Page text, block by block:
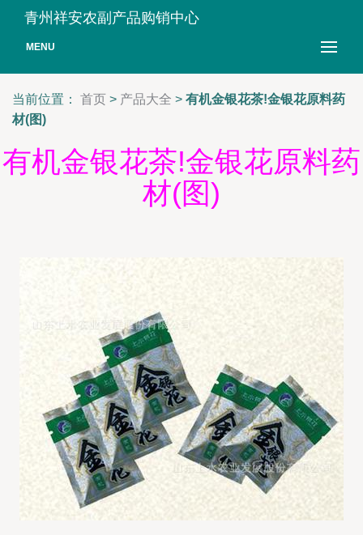
青州祥安农副产品购销中心
MENU
当前位置： 首页 > 产品大全 > 有机金银花茶!金银花原料药
材(图)
有机金银花茶!金银花原料药
材(图)